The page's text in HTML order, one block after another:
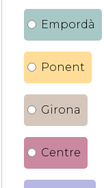
Empordà
Ponent
Girona
Centre